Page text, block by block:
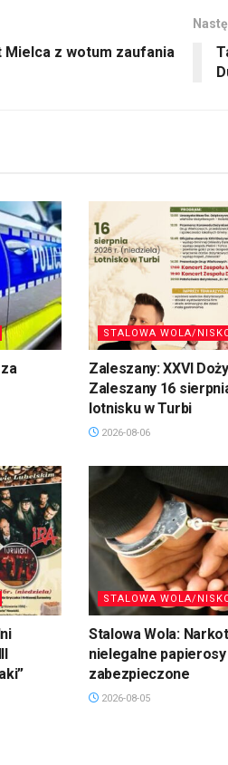
z wotum zaufania
STALOWA WOLA/
Zaleszany: XXVI
Zaleszany 16
lotnisku w Turbi
2026-08-06
STALOWA WOLA/
Stalowa Wola:
nielegalne papierosy
zabezpieczone
2026-08-05